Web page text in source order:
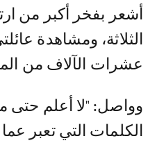
أشعر بفخر أكبر من
الثلاثة، ومشاهدة
عشرات الآلاف من
وواصل: "لا أعلم حتى
الكلمات التي تعبر